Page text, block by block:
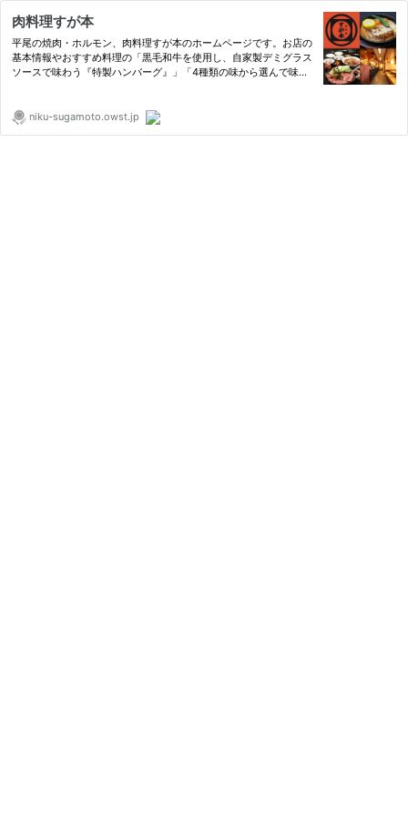
肉料理すが本
平尾の焼肉・ホルモン、肉料理すが本のホームページです。お店の
基本情報やおすすめ料理の「黒毛和牛を使用し、自家製デミグラス
ソースで味わう『特製ハンバーグ』」「4種類の味から選んで味わ
メニ…niku-sugamoto.owst.jp